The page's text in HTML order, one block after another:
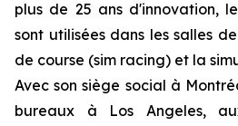
plus de 25 ans d'innovation,
sont utilisées dans les salles
de course (sim racing) et la
Avec son siège social à
bureaux à Los Angeles,